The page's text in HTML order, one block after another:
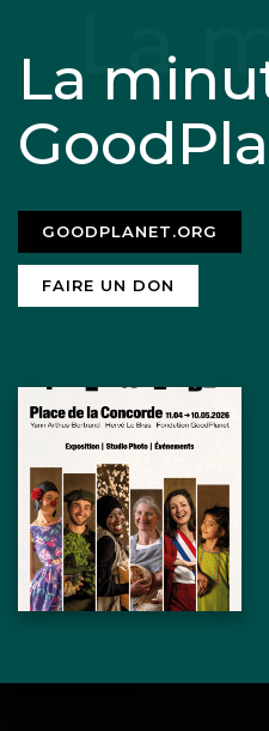
La
GOODPLANET.ORG
FAIRE UN DON